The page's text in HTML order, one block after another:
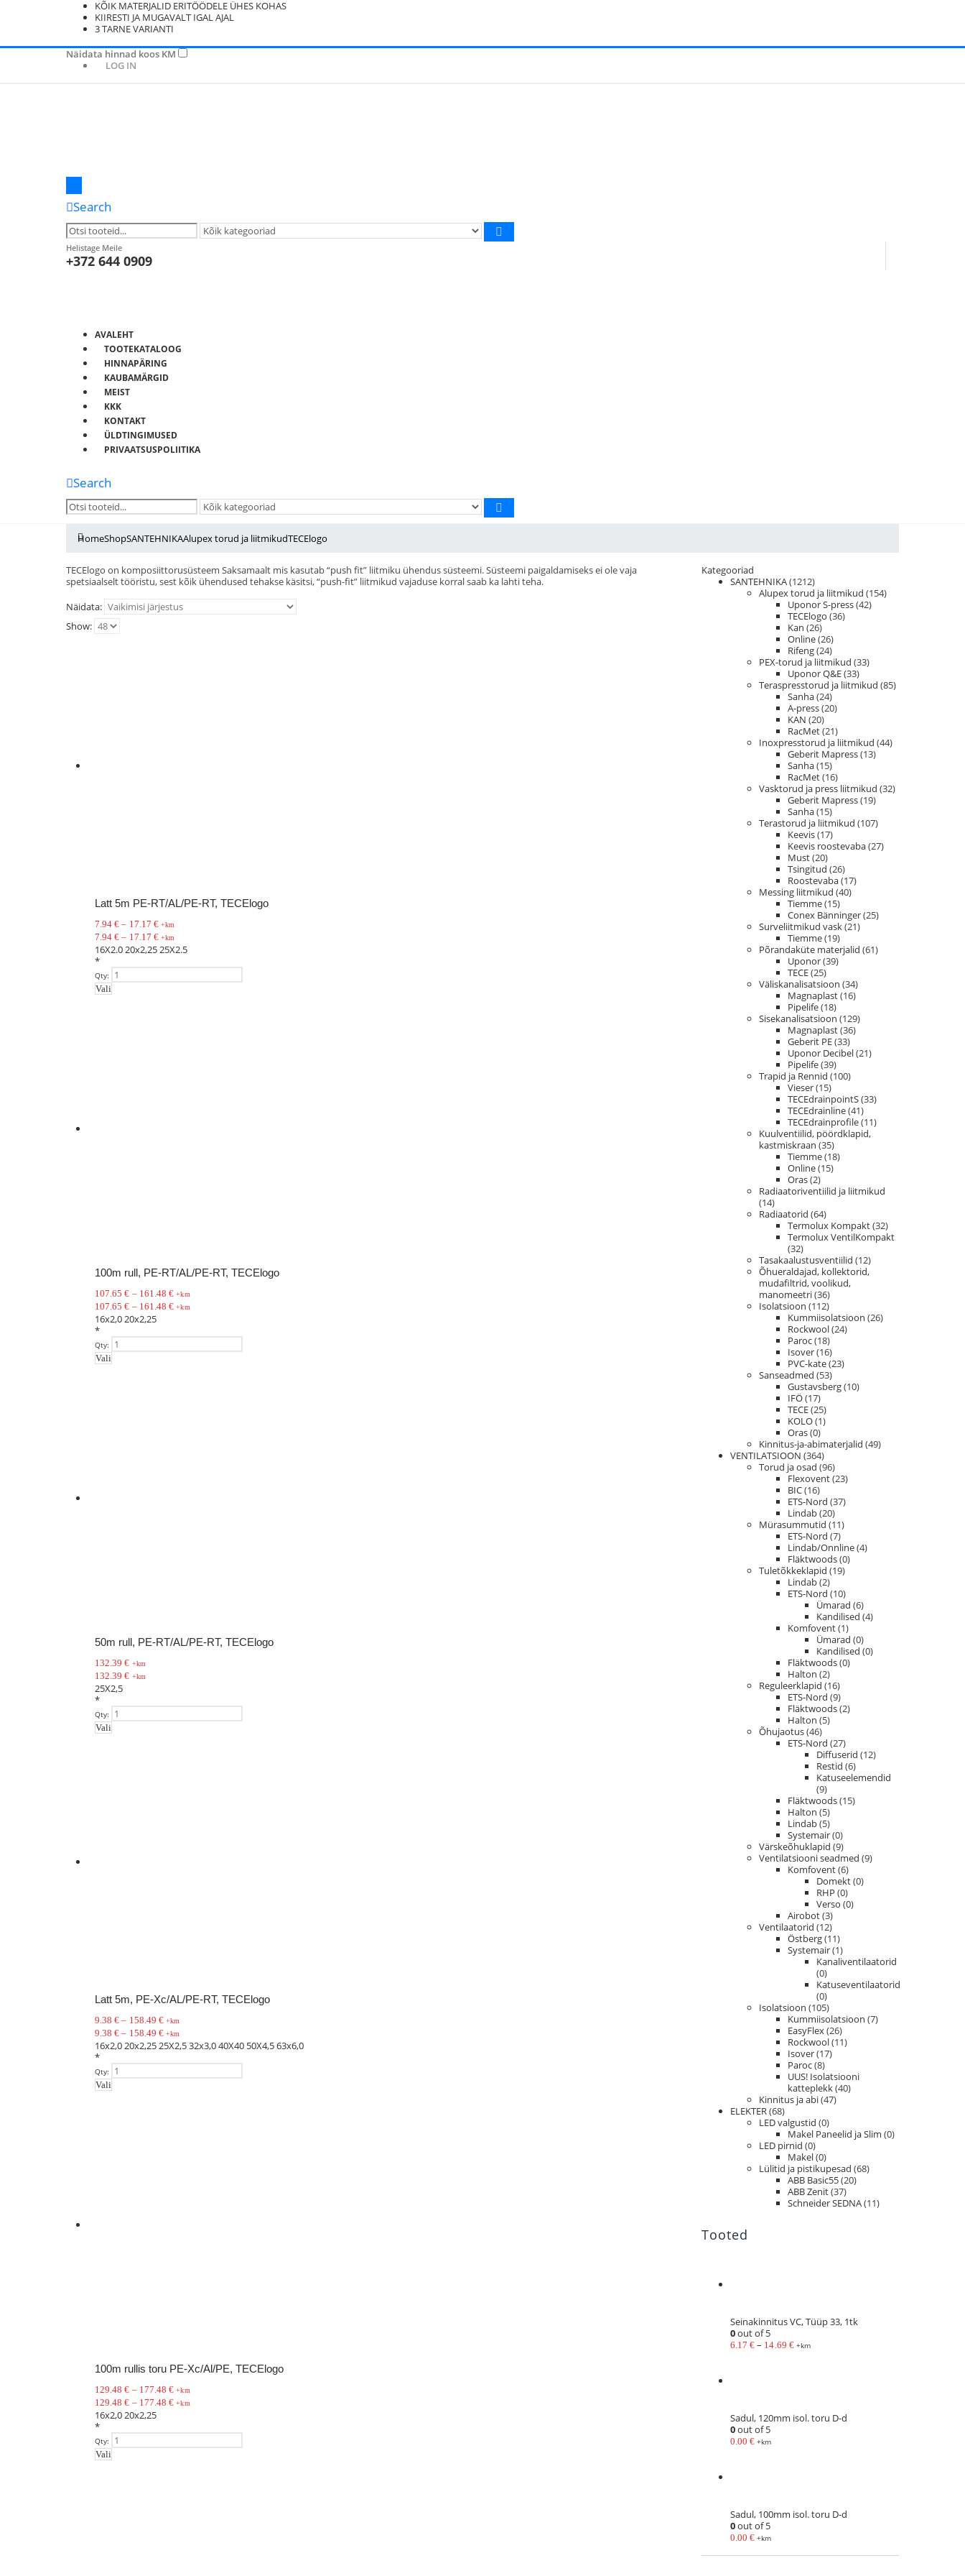
KÕIK MATERJALID ERITÖÖDELE ÜHES KOHAS
KIIRESTI JA MUGAVALT IGAL AJAL
3 TARNE VARIANTI
Näidata hinnad koos KM
LOG IN
Search
Helistage Meile
+372 644 0909
AVALEHT
TOOTEKATALOOG
HINNAPÄRING
KAUBAMÄRGID
MEIST
KKK
KONTAKT
ÜLDTINGIMUSED
PRIVAATSUSPOLIITIKA
Search
HomeShopSANTEHNIKAAlupex torud ja liitmikudTECElogo
TECElogo on komposiittorusüsteem Saksamaalt mis kasutab “push fit” liitmiku ühendus süsteemi. Süsteemi paigaldamiseks ei ole vaja
spetsiaalselt tööristu, sest kõik ühendused tehakse käsitsi, “push-fit” liitmikud vajaduse korral saab ka lahti teha.
Näidata:
Show:
Latt 5m PE-RT/AL/PE-RT, TECElogo
7.94€ – 17.17 € +km
7.94€ – 17.17 € +km
16X2.020x2,2525X2.5
*
Qty:
Vali
100m rull, PE-RT/AL/PE-RT, TECElogo
107.65€ – 161.48€ +km
107.65€ – 161.48€ +km
16x2,020x2,25
*
Qty:
Vali
50m rull, PE-RT/AL/PE-RT, TECElogo
132.39€ +km
132.39€ +km
25X2,5
*
Qty:
Vali
Latt 5m, PE-Xc/AL/PE-RT, TECElogo
9.38€ – 158.49€ +km
9.38€ – 158.49€ +km
16x2,020x2,2525X2,532x3,040X40 50X4,563x6,0
*
Qty:
Vali
100m rullis toru PE-Xc/Al/PE, TECElogo
129.48€ – 177.48€ +km
129.48€ – 177.48€ +km
16x2,020x2,25
*
Qty:
Vali
Kategooriad
SANTEHNIKA(1212)
Alupex torud ja liitmikud (154)
Uponor S-press(42)
TECElogo (36)
Kan (26)
Online(26)
Rifeng(24)
PEX-torud ja liitmikud (33)
Uponor Q&E(33)
Teraspresstorud ja liitmikud (85)
Sanha(24)
A-press(20)
KAN (20)
RacMet(21)
Inoxpresstorud ja liitmikud (44)
Geberit Mapress(13)
Sanha(15)
RacMet(16)
Vasktorud ja press liitmikud (32)
Geberit Mapress(19)
Sanha(15)
Terastorud ja liitmikud (107)
Keevis(17)
Keevis roostevaba(27)
Must(20)
Tsingitud (26)
Roostevaba(17)
Messing liitmikud (40)
Tiemme(15)
Conex Bänninger(25)
Surveliitmikud vask(21)
Tiemme(19)
Põrandaküte materjalid (61)
Uponor(39)
TECE(25)
Väliskanalisatsioon (34)
Magnaplast(16)
Pipelife(18)
Sisekanalisatsioon (129)
Magnaplast(36)
Geberit PE(33)
Uponor Decibel(21)
Pipelife(39)
Trapid ja Rennid (100)
Vieser(15)
TECEdrainpointS(33)
TECEdrainline(41)
TECEdrainprofile(11)
Kuulventiilid, pöördklapid,
kastmiskraan (35)
Tiemme(18)
Online(15)
Oras(2)
Radiaatoriventiilid ja liitmikud
(14)
Radiaatorid (64)
Termolux Kompakt(32)
Termolux VentilKompakt
(32)
Tasakaalustusventiilid (12)
Õhueraldajad, kollektorid,
mudafiltrid, voolikud,
manomeetri(36)
Isolatsioon (112)
Kummiisolatsioon (26)
Rockwool(24)
Paroc(18)
Isover(16)
PVC-kate(23)
Sanseadmed (53)
Gustavsberg(10)
IFÖ(17)
TECE(25)
KOLO(1)
Oras(0)
Kinnitus-ja-abimaterjalid (49)
VENTILATSIOON (364)
Torud ja osad (96)
Flexovent(23)
BIC(16)
ETS-Nord (37)
Lindab(20)
Mürasummutid (11)
ETS-Nord (7)
Lindab/Onnline(4)
Fläktwoods(0)
Tuletõkkeklapid (19)
Lindab(2)
ETS-Nord (10)
Ümarad (6)
Kandilised (4)
Komfovent(1)
Ümarad (0)
Kandilised (0)
Fläktwoods(0)
Halton (2)
Reguleerklapid (16)
ETS-Nord (9)
Fläktwoods(2)
Halton (5)
Õhujaotus(46)
ETS-Nord (27)
Diffuserid (12)
Restid (6)
Katuseelemendid
(9)
Fläktwoods(15)
Halton (5)
Lindab(5)
Systemair(0)
Värskeõhuklapid (9)
Ventilatsiooni seadmed (9)
Komfovent(6)
Domekt(0)
RHP (0)
Verso (0)
Airobot(3)
Ventilaatorid (12)
Östberg(11)
Systemair(1)
Kanaliventilaatorid
(0)
Katuseventilaatorid
(0)
Isolatsioon (105)
Kummiisolatsioon (7)
EasyFlex(26)
Rockwool(11)
Isover(17)
Paroc(8)
UUS! Isolatsiooni
katteplekk(40)
Kinnitus ja abi(47)
ELEKTER(68)
LED valgustid (0)
Makel Paneelid ja Slim (0)
LED pirnid (0)
Makel(0)
Lülitid ja pistikupesad (68)
ABB Basic55(20)
ABB Zenit(37)
Schneider SEDNA(11)
Tooted
Seinakinnitus VC, Tüüp 33, 1tk
0out of 5
6.17€ – 14.69 € +km
Sadul, 120mm isol. toru D-d
0out of 5
0.00€ +km
Sadul, 100mm isol. toru D-d
0out of 5
0.00€ +km